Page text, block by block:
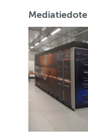
Mediatiedote